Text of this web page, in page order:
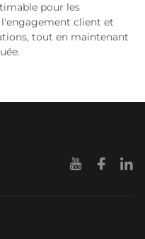
pour les
client et
tout en maintenant